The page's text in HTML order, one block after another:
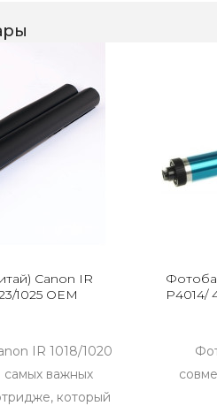
Canon IR
1025 OEM
IR 1018/1020
важных
который
P4014/